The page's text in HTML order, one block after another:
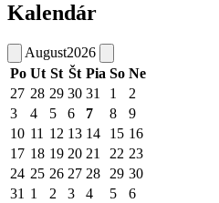
Kalendár
August2026
Po Ut St Št Pia So Ne
27 28 29 30 31 1
2
3
4 5 6 7 8
9
10 11 12 13 14 15 16
17 18 19 20 21 22 23
24 25 26 27 28 29 30
31 1 2 3 4 5 6